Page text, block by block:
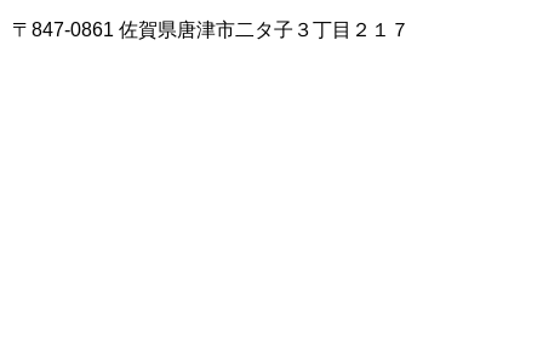
〒847-0861 佐賀県唐津市二タ子３丁目２１７